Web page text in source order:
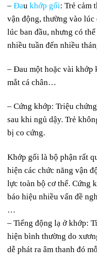
– Đau khớp gối: Trẻ cảm
vận động, thường vào lúc
lúc ban đầu, nhưng có
nhiều tuần đến nhiều
– Đau một hoặc vài khớp
mắt cá chân…
– Cứng khớp: Triệu
sau khi ngủ dậy. Trẻ
bị co cứng.
Khớp gối là bộ phận rất
hiện các chức năng vận
lực toàn bộ cơ thể. Cứng
báo hiệu nhiều vấn đề
…
– Tiếng động lạ ở khớp:
hiện bình thường do
dễ phát ra âm thanh đó